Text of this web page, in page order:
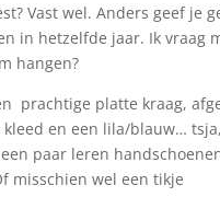
Vast wel. Anders geef je
in hetzelfde jaar. Ik vraag
hangen?
prachtige platte kraag,
en een lila/blauw…
paar leren
misschien wel een tikje